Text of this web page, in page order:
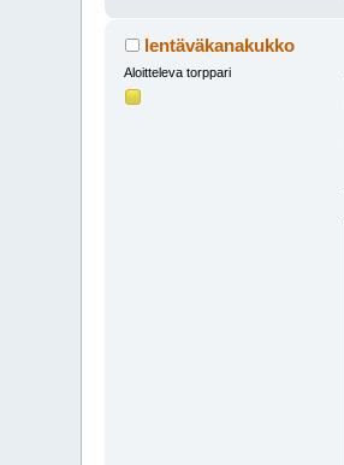
lentäväkanakukko
Aloitteleva torppari